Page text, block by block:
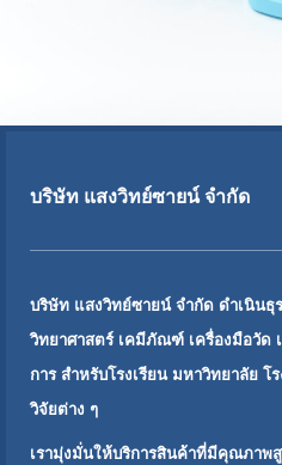
บริษัท แสงวิทย์ซายน์ จำกัด
บริษัท แสงวิทย์ซายน์ จำกัด ดำเนินธุ
วิทยาศาสตร์ เคมีภัณฑ์ เครื่องมือวัด
การ สำหรับโรงเรียน มหาวิทยาลัย
วิจัยต่าง ๆ
เรามุ่งมั่นให้บริการสินค้าที่มีคุณภาพ